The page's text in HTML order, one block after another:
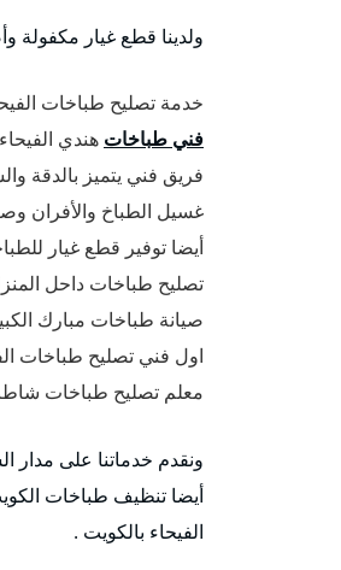
ولدينا قطع غيار مكفولة
خدمة تصليح طباخات
فني طباخات هندي
فريق فني يتميز بالدقة
غسيل الطباخ والأفران
أيضا توفير قطع غيار
تصليح طباخات داحل
صيانة طباخات مبارك
اول فني تصليح طباخات
معلم تصليح طباخات
ونقدم خدماتنا على مدار
أيضا تنظيف طباخات
الفيحاء بالكويت .